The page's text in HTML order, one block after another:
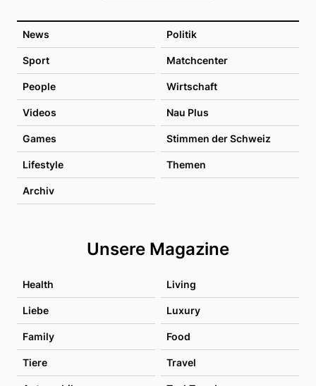
News Politik
Sport Matchcenter
People Wirtschaft
Videos Nau Plus
Games Stimmen der Schweiz
Lifestyle Themen
Archiv
Unsere Magazine
Health Living
Liebe Luxury
Family Food
Tiere Travel